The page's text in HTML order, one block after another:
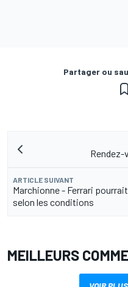
Partager ou
Rendez-
ARTICLE SUIVANT
Marchionne - Ferrari
selon les conditions
MEILLEURS